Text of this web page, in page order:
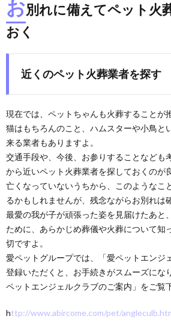
お別れに備えてペット火
おく
近くのペット火葬業者を探す
現在では、ペットちゃんも火葬することが
猫はもちろんのこと、ハムスターや小鳥と
来る業者もありますよ。
交通手段や、今後、お参りすることなども
から近いペット火葬業者を探しておくのが
亡くなっていないうちから、このようなこ
るかもしれませんが、残念ながらお別れは
最愛の我が子が頑張った姿を見届けたあと
ために、あらかじめ葬儀や火葬について知
切ですよ。
愛ペットグループでは、「愛ペットエンジ
登録いただくと、お手続きがスムーズにな
ペットエンジェルクラブのご案内」をご覧
http://www.abircome.com/pet/